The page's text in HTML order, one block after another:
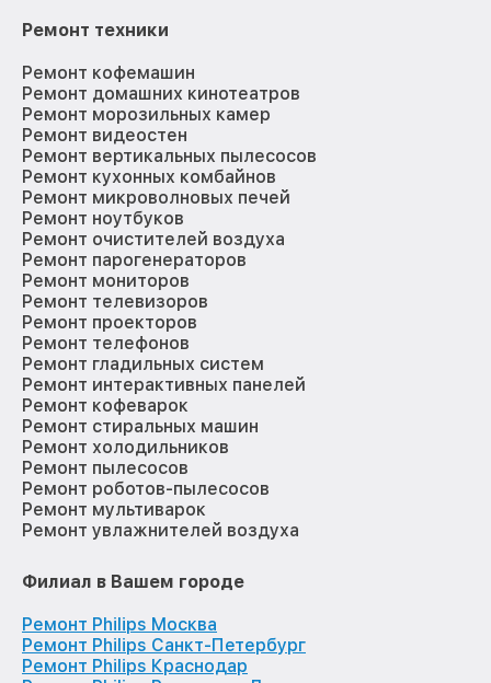
Ремонт техники
Ремонт кофемашин
Ремонт домашних кинотеатров
Ремонт морозильных камер
Ремонт видеостен
Ремонт вертикальных пылесосов
Ремонт кухонных комбайнов
Ремонт микроволновых печей
Ремонт ноутбуков
Ремонт очистителей воздуха
Ремонт парогенераторов
Ремонт мониторов
Ремонт телевизоров
Ремонт проекторов
Ремонт телефонов
Ремонт гладильных систем
Ремонт интерактивных панелей
Ремонт кофеварок
Ремонт стиральных машин
Ремонт холодильников
Ремонт пылесосов
Ремонт роботов-пылесосов
Ремонт мультиварок
Ремонт увлажнителей воздуха
Филиал в Вашем городе
Ремонт Philips Москва
Ремонт Philips Санкт-Петербург
Ремонт Philips Краснодар